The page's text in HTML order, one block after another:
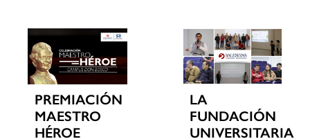
PREMIACIÓN
MAESTRO
HÉROE
LA
FUNDACIÓN
UNIVERSITARIA